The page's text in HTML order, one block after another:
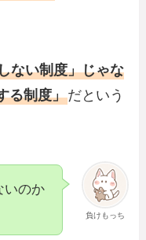
ない制度」じゃな
る制度」だという
負けもっち
いのか